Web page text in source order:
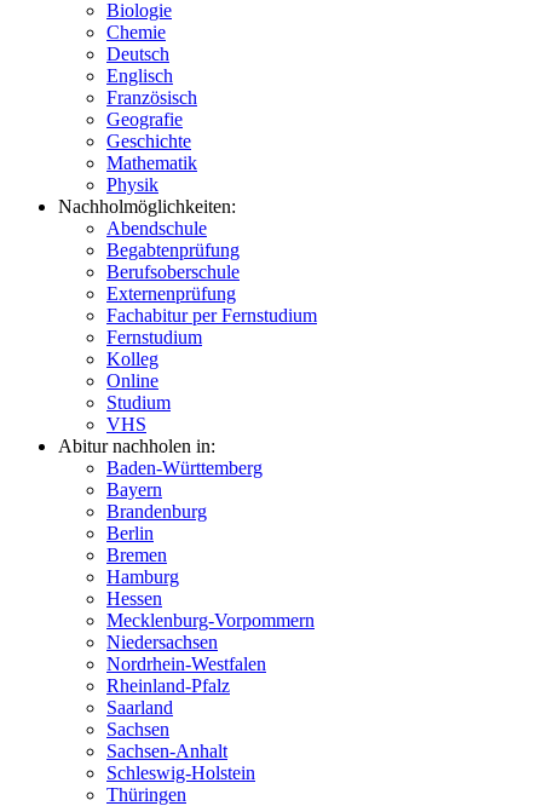
Biologie
Chemie
Deutsch
Englisch
Französisch
Geografie
Geschichte
Mathematik
Physik
Nachholmöglichkeiten:
Abendschule
Begabtenprüfung
Berufsoberschule
Externenprüfung
Fachabitur per Fernstudium
Fernstudium
Kolleg
Online
Studium
VHS
Abitur nachholen in:
Baden-Württemberg
Bayern
Brandenburg
Berlin
Bremen
Hamburg
Hessen
Mecklenburg-Vorpommern
Niedersachsen
Nordrhein-Westfalen
Rheinland-Pfalz
Saarland
Sachsen
Sachsen-Anhalt
Schleswig-Holstein
Thüringen